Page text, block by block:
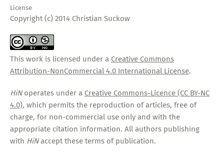
License
Copyright (c) 2014 Christian Suckow
This work is licensed under a Creative Commons
Attribution-NonCommercial 4.0 International License.
HiNoperates under a Creative Commons-Licence (CC BY-NC
4.0), which permits the reproduction of articles, free of
charge, for non-commercial use only and with the
appropriate citation information. All authors publishing
with HiNaccept these terms of publication.